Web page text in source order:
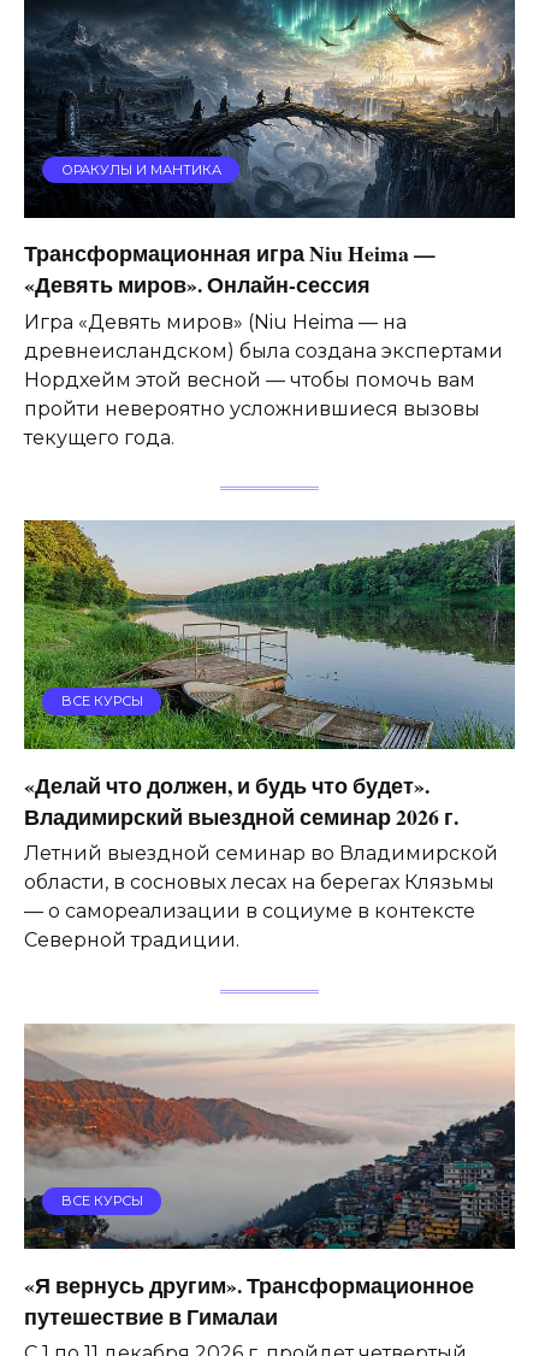
ОРАКУЛЫ И МАНТИКА
Трансформационная игра Niu Heima —
«Девять миров». Онлайн-сессия
Игра «Девять миров» (Niu Heima — на
древнеисландском) была создана экспертами
Нордхейм этой весной — чтобы помочь вам
пройти невероятно усложнившиеся вызовы
текущего года.
ВСЕ КУРСЫ
«Делай что должен, и будь что будет».
Владимирский выездной семинар 2026 г.
Летний выездной семинар во Владимирской
области, в сосновых лесах на берегах Клязьмы
— о самореализации в социуме в контексте
Северной традиции.
ВСЕ КУРСЫ
«Я вернусь другим». Трансформационное
путешествие в Гималаи